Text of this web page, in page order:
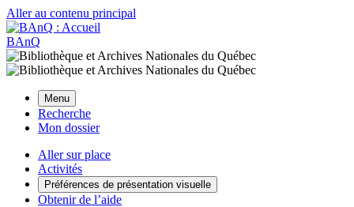
Aller au contenu principal
BAnQ
Menu
Recherche
Mon dossier
Aller sur place
Activités
Préférences de présentation visuelle
Obtenir de l’aide